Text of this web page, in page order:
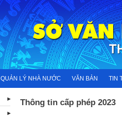
QUẢN LÝ NHÀ NƯỚC VĂN BẢN TIN
Thông tin cấp phép 2023